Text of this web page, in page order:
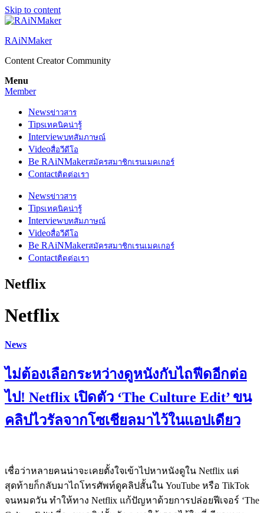
Skip to content
RAiNMaker
Content Creator Community
Menu
Member
Newsข่าวสาร
Tipsเทคนิคน่ารู้
Interviewบทสัมภาษณ์
Videoสื่อวีดีโอ
Be RAiNMakerสมัครสมาชิกเรนเมคเกอร์
Contactติดต่อเรา
Newsข่าวสาร
Tipsเทคนิคน่ารู้
Interviewบทสัมภาษณ์
Videoสื่อวีดีโอ
Be RAiNMakerสมัครสมาชิกเรนเมคเกอร์
Contactติดต่อเรา
Netflix
Netflix
News
ไม่ต้องเลือกระหว่างดูหนังกับไถฟีดอีกต่อ
ไป! Netflix เปิดตัว ‘The Culture Edit’ ขน
คลิปไวรัลจากโซเชียลมาไว้ในแอปเดียว
เชื่อว่าหลายคนน่าจะเคยตั้งใจเข้าไปหาหนังดูใน Netflix แต่
สุดท้ายก็กลับมาไถโทรศัพท์ดูคลิปสั้นใน YouTube หรือ TikTok
จนหมดวัน ทำให้ทาง Netflix แก้ปัญหาด้วยการปล่อยฟีเจอร์ ‘The